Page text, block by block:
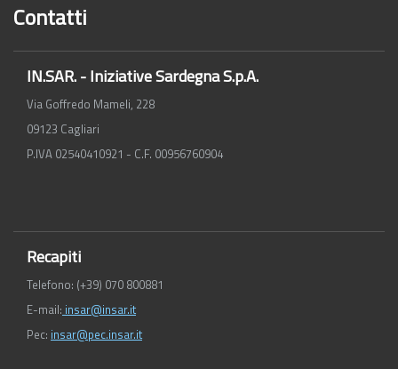
Contatti
IN.SAR. - Iniziative Sardegna S.p.A.
Via Goffredo Mameli, 228
09123 Cagliari
P.IVA 02540410921 - C.F. 00956760904
Recapiti
Telefono: (+39) 070 800881
E-mail: insar@insar.it
Pec: insar@pec.insar.it